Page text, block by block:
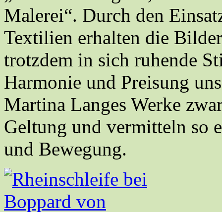
Malerei“. Durch den
Textilien erhalten die
trotzdem in sich ruhende
Harmonie und Preisung
Martina Langes Werke
Geltung und vermitteln so
und Bewegung.